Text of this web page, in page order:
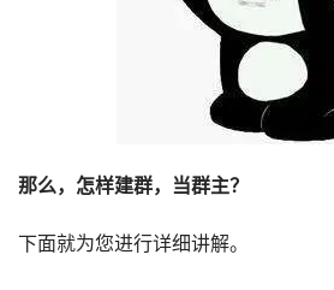
那么，怎样建群，当群主？
下面就为您进行详细讲解。